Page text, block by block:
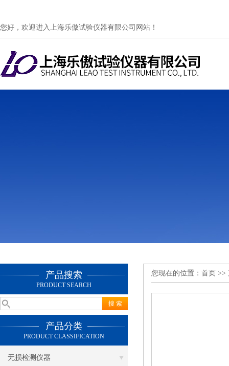
您好，欢迎进入上海乐傲试验仪器有限公司网站！
产品搜索
PRODUCT SEARCH
产品分类
PRODUCT CLASSIFICATION
无损检测仪器
您现在的位置： 首页 >>